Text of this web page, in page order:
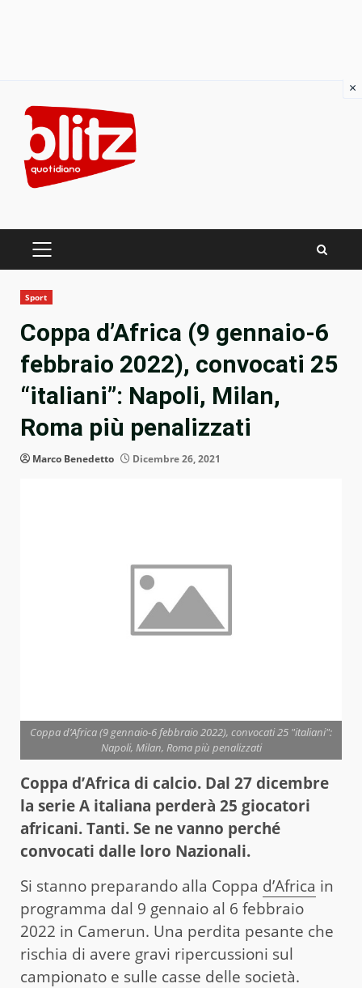
content
PRIMARY
Sport
Coppa d’Africa (9 gennaio-6
febbraio 2022), convocati 25
“italiani”: Napoli, Milan,
Roma più penalizzati
Marco Benedetto Dicembre 26, 2021
Coppa d’Africa (9 gennaio-6 febbraio 2022), convocati 25 "italiani":
Napoli, Milan, Roma più penalizzati
Coppa d’Africa di calcio. Dal 27 dicembre
la serie A italiana perderà 25 giocatori
africani. Tanti. Se ne vanno perché
convocati dalle loro Nazionali.
Si stanno preparando alla Coppa d’Africa in
programma dal 9 gennaio al 6 febbraio
2022 in Camerun. Una perdita pesante che
rischia di avere gravi ripercussioni sul
campionato e sulle casse delle società.
×